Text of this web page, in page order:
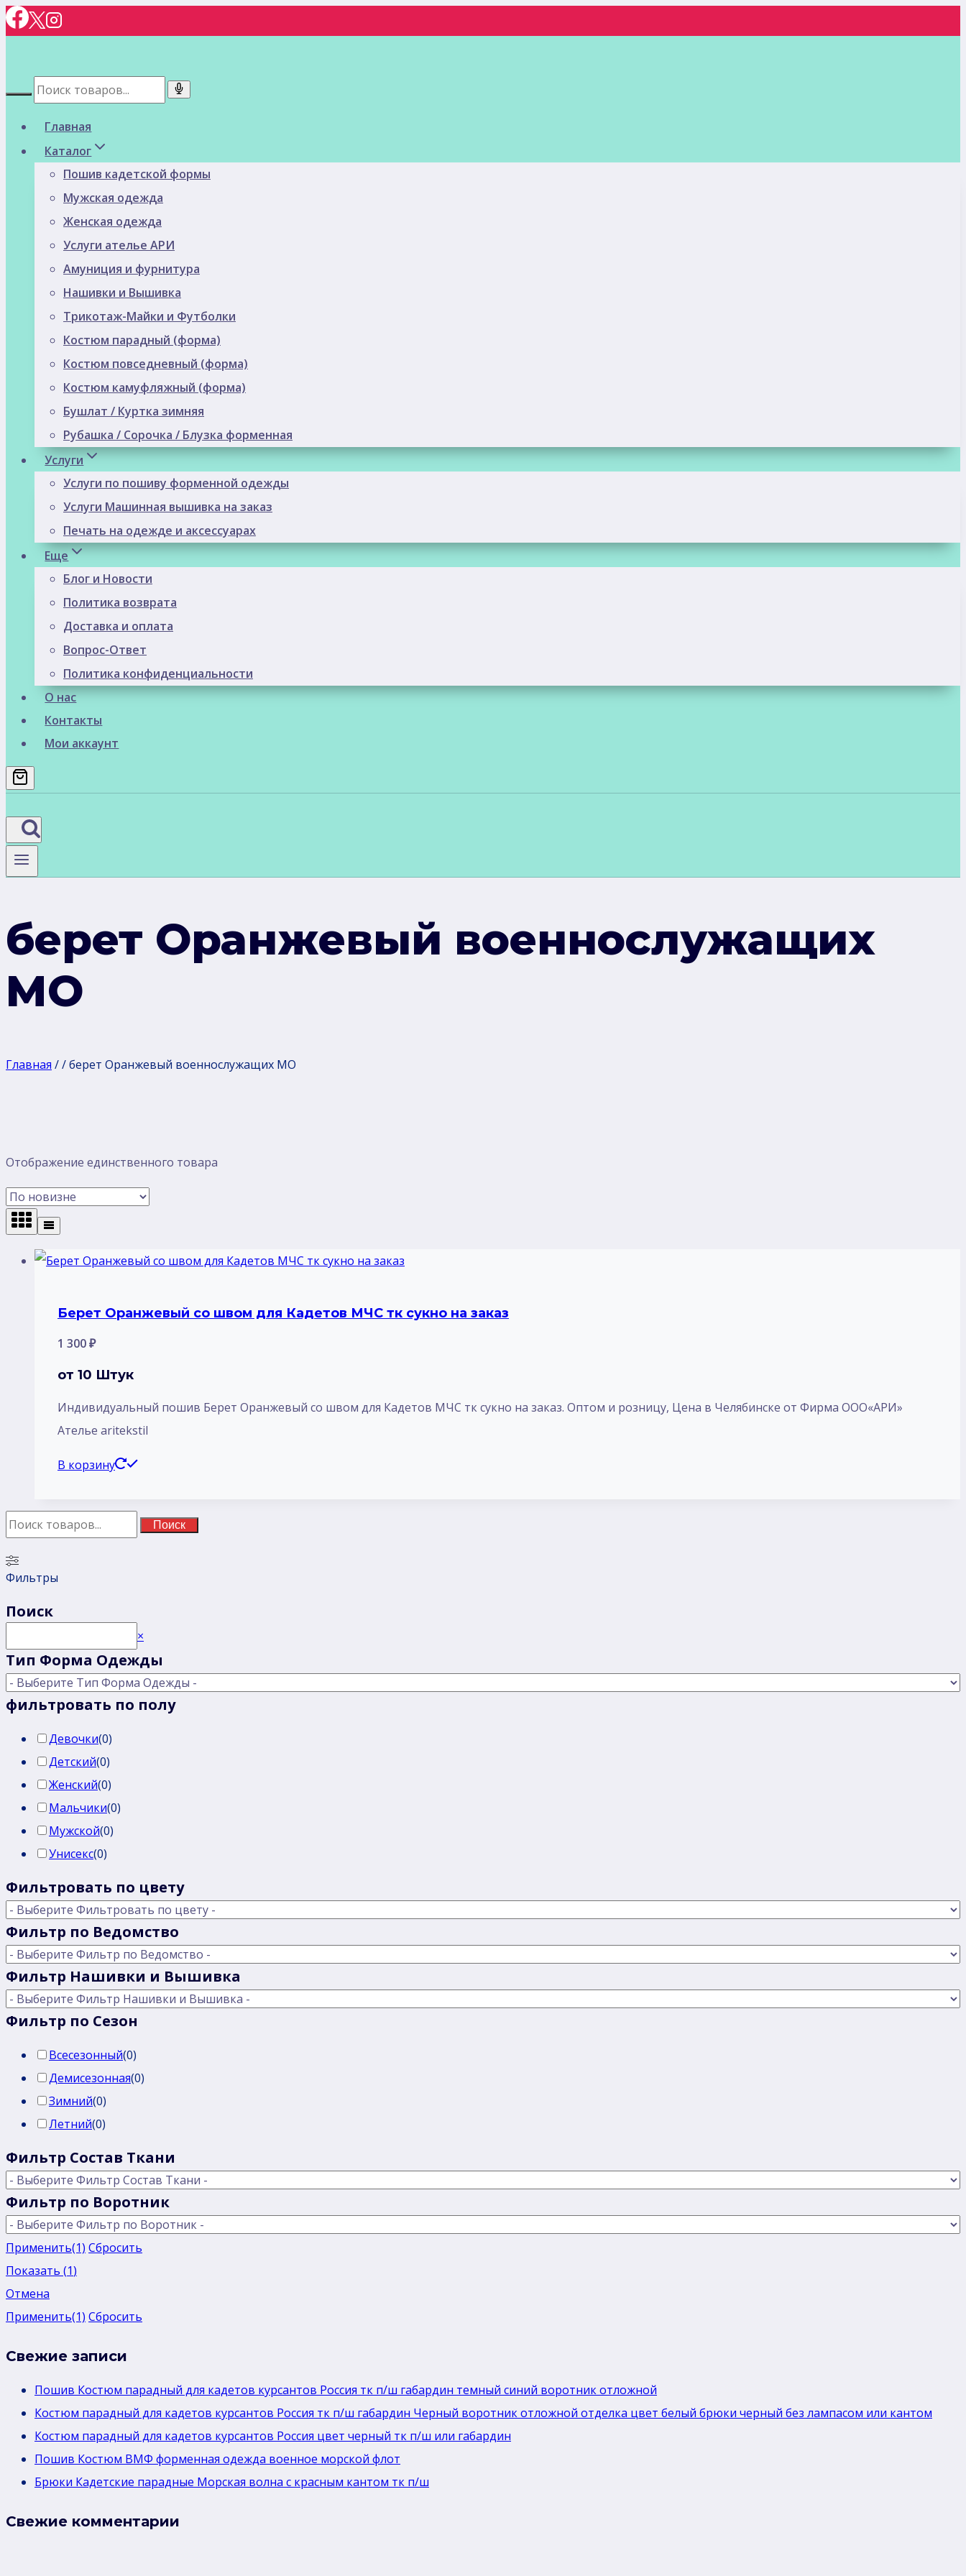
Перейти
к
Главная
Каталог
Пошив кадетской формы
Мужская одежда
Женская одежда
Услуги ателье АРИ
Амуниция и фурнитура
Нашивки и Вышивка
Трикотаж-Майки и Футболки
Костюм парадный (форма)
Костюм повседневный (форма)
Костюм камуфляжный (форма)
Бушлат / Куртка зимняя
Рубашка / Сорочка / Блузка форменная
Услуги
Услуги по пошиву форменной одежды
Услуги Машинная вышивка на заказ
Печать на одежде и аксессуарах
Еще
Блог и Новости
Политика возврата
Доставка и оплата
Вопрос-Ответ
Политика конфиденциальности
О нас
Контакты
Мои аккаунт
берет Оранжевый военнослужащих
МО
Главная //берет Оранжевый военнослужащих МО
Отображение единственного товара
Берет Оранжевый со швом для Кадетов МЧС тк сукно на заказ
1 300₽
от 10 Штук
Индивидуальный пошив Берет Оранжевый со швом для Кадетов МЧС тк сукно на заказ. Оптом и розницу, Цена в Челябинске от Фирма ООО«АРИ»
Ателье aritekstil
В корзину
Поиск
Фильтры
Поиск
×
Тип Форма Одежды
фильтровать по полу
Девочки(0)
Детский(0)
Женский(0)
Мальчики(0)
Мужской(0)
Унисекс(0)
Фильтровать по цвету
Фильтр по Ведомство
Фильтр Нашивки и Вышивка
Фильтр по Сезон
Всесезонный(0)
Демисезонная(0)
Зимний(0)
Летний(0)
Фильтр Состав Ткани
Фильтр по Воротник
Применить(1) Сбросить
Показать (1)
Отмена
Применить(1) Сбросить
Свежие записи
Пошив Костюм парадный для кадетов курсантов Россия тк п/ш габардин темный синий воротник отложной
Костюм парадный для кадетов курсантов Россия тк п/ш габардин Черный воротник отложной отделка цвет белый брюки черный без лaмпасом или кантом
Костюм парадный для кадетов курсантов Россия цвет черный тк п/ш или габардин
Пошив Костюм ВМФ форменная одежда военное морской флот
Брюки Кадетские парадные Морская волна с красным кантом тк п/ш
Свежие комментарии